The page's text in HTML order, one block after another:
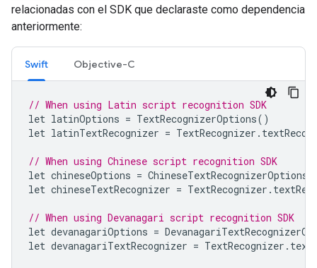
relacionadas con el SDK que declaraste como dependencia
anteriormente:
Swift Objective-C
// When using Latin script recognition SDK
let latinOptions = TextRecognizerOptions()
let latinTextRecognizer = TextRecognizer .
// When using Chinese script recognition SDK
let chineseOptions = ChineseTextRecognizerOptions
let chineseTextRecognizer = TextRecognizer .
// When using Devanagari script recognition SDK
let devanagariOptions =
let devanagariTextRecognizer = TextRecognizer .